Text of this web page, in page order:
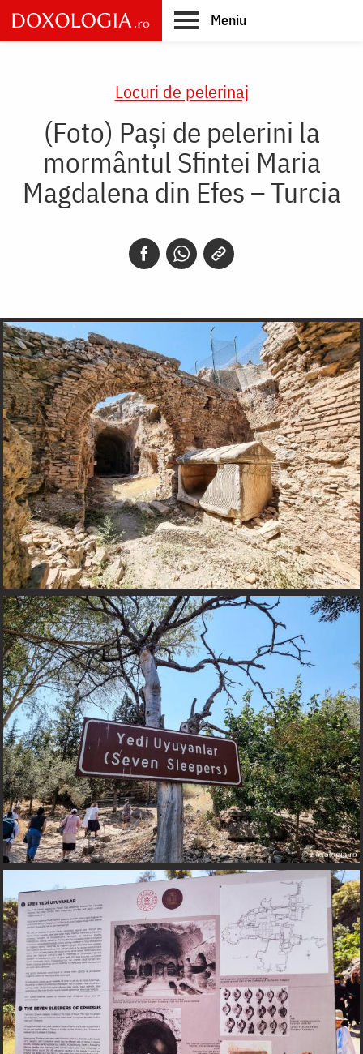
Skip
to
main
Meniu
Locuri de pelerinaj
(Foto) Pași de pelerini la
mormântul Sfintei Maria
Magdalena din Efes – Turcia